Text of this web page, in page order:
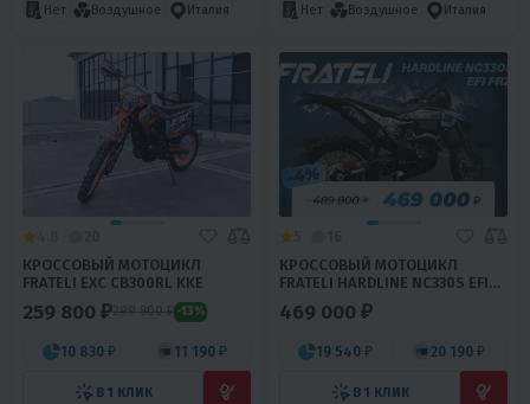
Нет
Воздушное Италия
Нет
Воздушное Италия
КРОССОВЫЙ МОТОЦИКЛ
FRATELI EXC CB300RL KKE
259 800 ₽299 800 ₽ -13%
10 830 ₽ 11 190 ₽
В 1 КЛИК
КРОССОВЫЙ МОТОЦИКЛ
FRATELI HARDLINE NC330S EFI
469 000 ₽
19 540 ₽ 20 190 ₽
В 1 КЛИК